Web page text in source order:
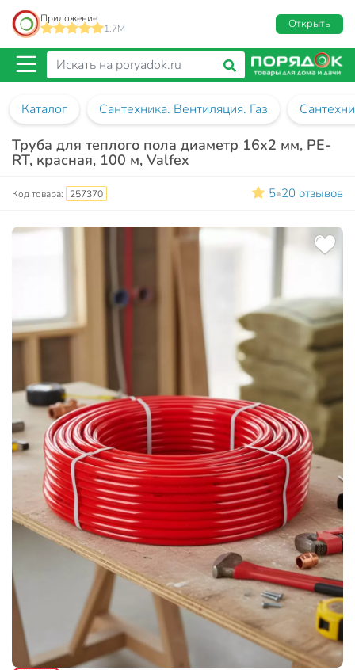
Приложение
1.7M
Открыть
Каталог Сантехника. Вентиляция. Газ
Труба для теплого пола диаметр 16х2 мм, PE-
RT, красная, 100 м, Valfex
Код товара: 257370 5•20 отзывов